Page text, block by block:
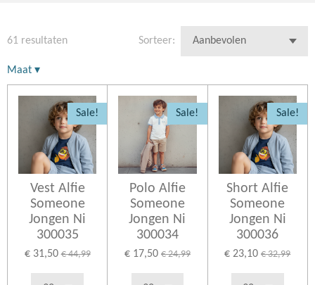
61 resultaten Sorteer:
Maat ▾
Sale!
Vest Alfie
Someone
Jongen Ni
300035
€ 31,50 € 44,99
Sale!
Polo Alfie
Someone
Jongen Ni
300034
€ 17,50 € 24,99
Sale!
Short Alfie
Someone
Jongen Ni
300036
€ 23,10 € 32,99